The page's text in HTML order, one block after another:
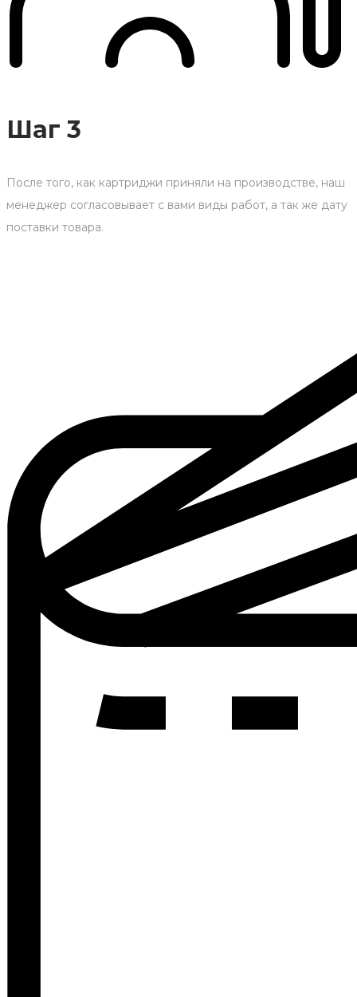
Шаг 3
После того, как картриджи приняли на производстве, наш
менеджер согласовывает с вами виды работ, а так же дату
поставки товара.